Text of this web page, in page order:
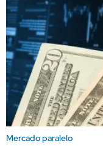
Mercado paralelo